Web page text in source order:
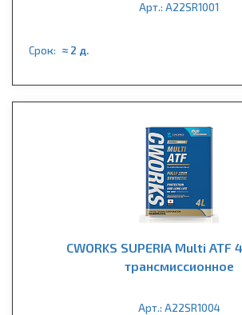
Арт.: A22SR1001
Срок: ≈ 2 д.
CWORKS SUPERIA Multi ATF
трансмиссионное
Арт.: A22SR1004